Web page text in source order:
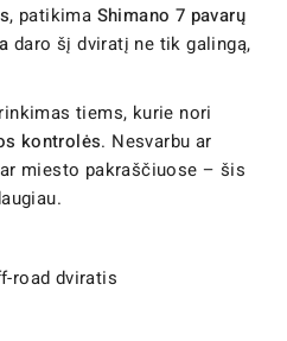
, patikima Shimano 7 pavarų
daro šį dviratį ne tik galingą,
tiems, kurie nori
kontrolės. Nesvarbu ar
miesto pakraščiuose – šis
road dviratis